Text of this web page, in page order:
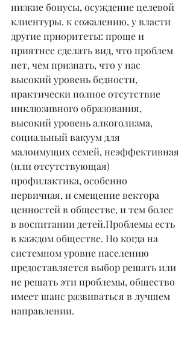
низкие бонусы, осуждение целевой
клиентуры. к сожалению, у власти
другие приоритеты: проще и
приятнее сделать вид, что проблем
нет, чем признать, что у нас
высокий уровень бедности,
практически полное отсутствие
инклюзивного образования,
высокий уровень алкоголизма,
социальный вакуум для
малоимущих семей, неэффективная
(или отсутствующая)
профилактика, особенно
первичная, и смещение вектора
ценностей в обществе, и тем более
в воспитании детей.Проблемы есть
в каждом обществе. Но когда на
системном уровне населению
предоставляется выбор решать или
не решать эти проблемы, общество
имеет шанс развиваться в лучшем
направлении.